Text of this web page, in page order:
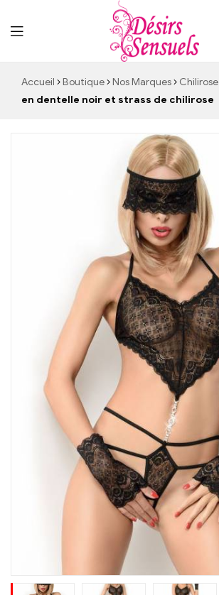
Desirs
Accueil Boutique Nos Marques Chilirose
en dentelle noir et strass de chilirose